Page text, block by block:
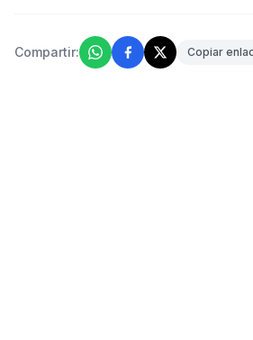
Compartir: Copiar